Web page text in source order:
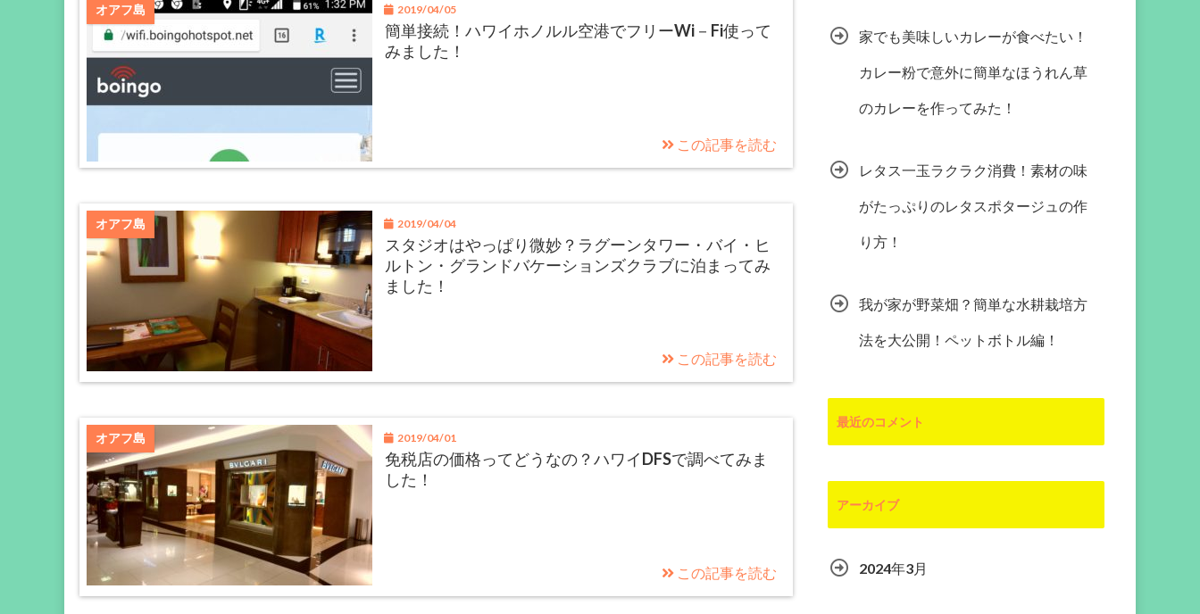
オアフ島 2019/04/05
簡単接続！ハワイホノルル空港でフリーWi－Fi使って
みました！
この記事を読む
オアフ島 2019/04/04
スタジオはやっぱり微妙？ラグーンタワー・バイ・ヒ
ルトン・グランドバケーションズクラブに泊まってみ
ました！
この記事を読む
オアフ島 2019/04/01
免税店の価格ってどうなの？ハワイDFSで調べてみま
した！
この記事を読む
家でも美味しいカレーが食べたい！
カレー粉で意外に簡単なほうれん草
のカレーを作ってみた！
レタス一玉ラクラク消費！素材の味
がたっぷりのレタスポタージュの作
り方！
我が家が野菜畑？簡単な水耕栽培方
法を大公開！ペットボトル編！
最近のコメント
アーカイブ
2024年3月